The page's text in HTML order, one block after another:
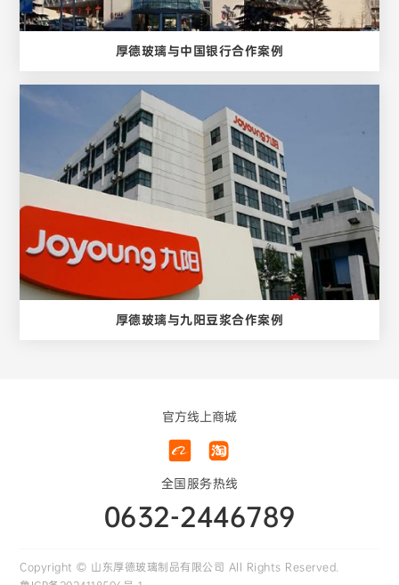
厚德玻璃与中国银行合作案例
厚德玻璃与九阳豆浆合作案例
官方线上商城
全国服务热线
0632-2446789
Copyright © 山东厚德玻璃制品有限公司 All Rights Reserved.